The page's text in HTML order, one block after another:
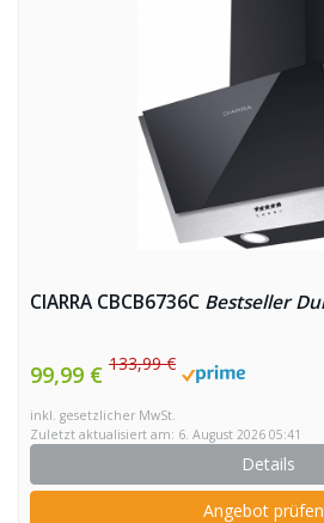
CIARRA CBCB6736C Bestseller
99,99 € 133,99 €
inkl. gesetzlicher MwSt.
Zuletzt aktualisiert am: 6. August 2026 05:41
Details
Angebot